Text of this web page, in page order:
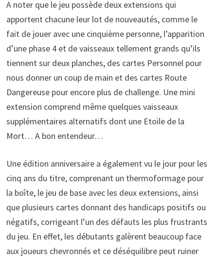
A noter que le jeu possède deux extensions qui
apportent chacune leur lot de nouveautés, comme le
fait de jouer avec une cinquième personne, l’apparition
d’une phase 4 et de vaisseaux tellement grands qu’ils
tiennent sur deux planches, des cartes Personnel pour
nous donner un coup de main et des cartes Route
Dangereuse pour encore plus de challenge. Une mini
extension comprend même quelques vaisseaux
supplémentaires alternatifs dont une Etoile de la
Mort… A bon entendeur…
Une édition anniversaire a également vu le jour pour les
cinq ans du titre, comprenant un thermoformage pour
la boîte, le jeu de base avec les deux extensions, ainsi
que plusieurs cartes donnant des handicaps positifs ou
négatifs, corrigeant l’un des défauts les plus frustrants
du jeu. En effet, les débutants galèrent beaucoup face
aux joueurs chevronnés et ce déséquilibre peut ruiner